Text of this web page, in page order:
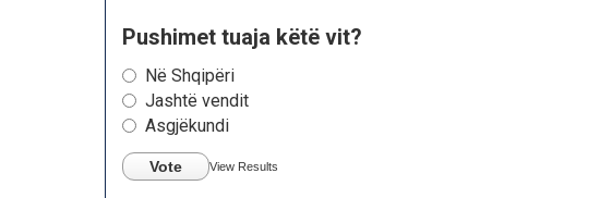
Pushimet tuaja këtë vit?
Në Shqipëri
Jashtë vendit
Asgjëkundi
Vote View Results